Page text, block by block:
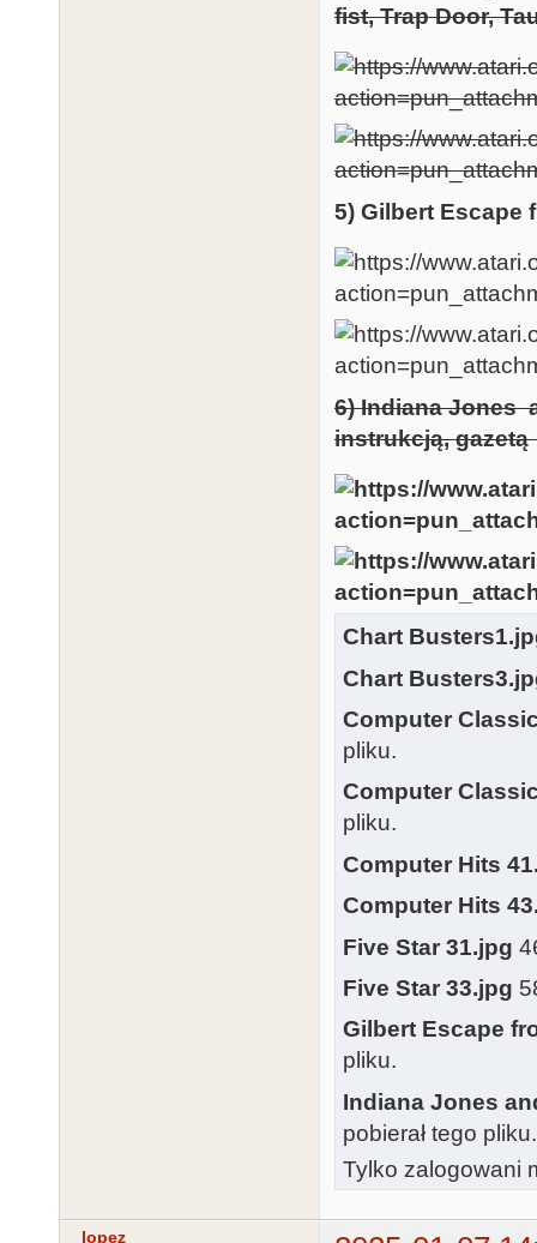
fist, Trap Door,
5) Gilbert Escape
6) Indiana Jones
instrukcją, gazetą
Chart
Chart
Computer
pliku.
Computer
pliku.
Computer Hits
Computer Hits
Five Star 31.jpg
Five Star 33.jpg
Gilbert Escape
pliku.
Indiana Jones
pobierał tego
Tylko zalogowani
lopez